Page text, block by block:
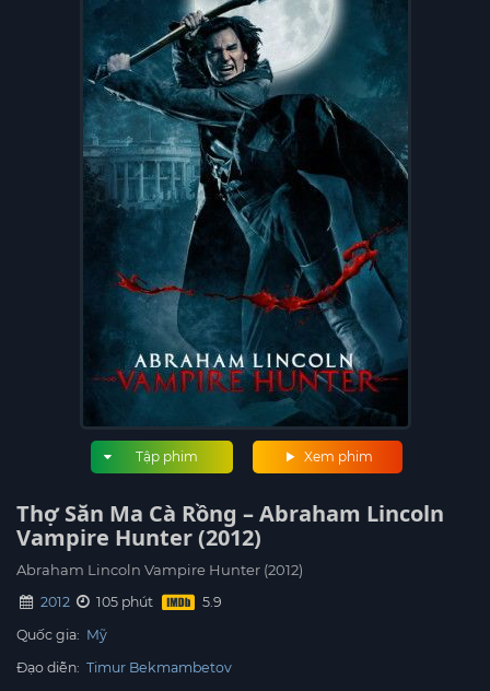
Xem phim
Tập phim
Thợ Săn Ma Cà Rồng – Abraham Lincoln
Vampire Hunter (2012)
Abraham Lincoln Vampire Hunter (2012)
2012
105 phút
Quốc gia: Mỹ
Đạo diễn: Timur Bekmambetov